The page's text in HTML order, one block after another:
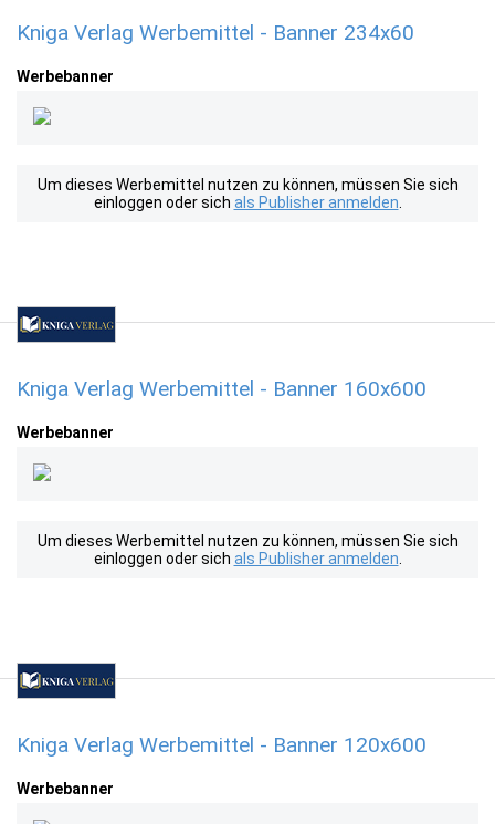
Kniga Verlag Werbemittel - Banner 234x60
Werbebanner
Um dieses Werbemittel nutzen zu können, müssen Sie sich
einloggen oder sich als Publisher anmelden
Kniga Verlag Werbemittel - Banner 160x600
Werbebanner
Um dieses Werbemittel nutzen zu können, müssen Sie sich
einloggen oder sich als Publisher anmelden
Kniga Verlag Werbemittel - Banner 120x600
Werbebanner